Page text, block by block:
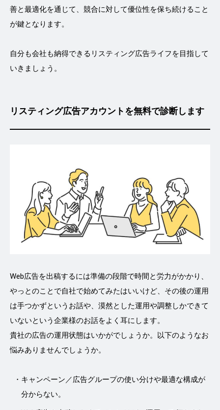
善と最適化を通じて、競合に対して優位性を保ち続けること
が鍵となります。
自分も会社も納得できるリスティング広告ライフを目指して
いきましょう。
リスティング広告アカウントを無料で診断します
Web広告を出稿するには準備の段階で時間と労力がかかり、
やっとのことで自社で始めてみたはいいけど、その後の運用
は手つかずというお話や、漠然とした運用や調整しかできて
いないという企業様のお話をよく耳にします。
貴社の広告の運用状態はいかがでしょうか。以下のようなお
悩みありませんでしょうか。
キャンペーン／広告グループの使い分けや最適な構成が
分からない。